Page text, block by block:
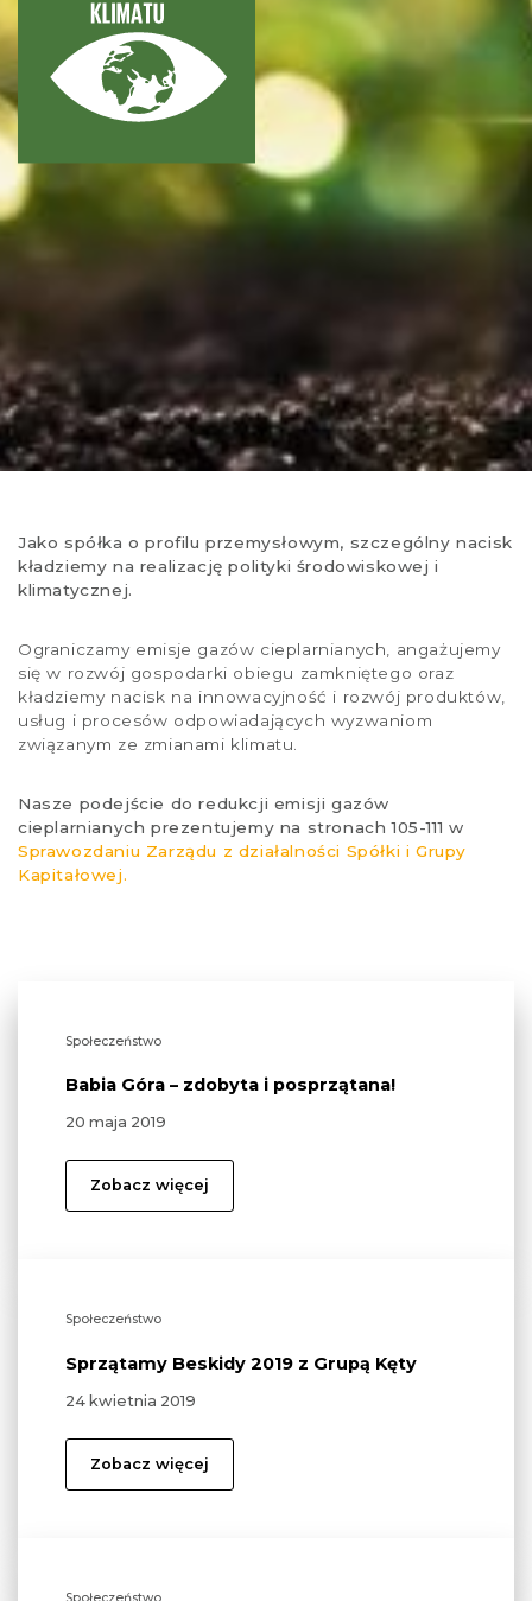
Jako spółka o profilu przemysłowym, szczególny nacisk
kładziemy na realizację polityki środowiskowej i
klimatycznej.
Ograniczamy emisje gazów cieplarnianych, angażujemy
się w rozwój gospodarki obiegu zamkniętego oraz
kładziemy nacisk na innowacyjność i rozwój produktów,
usług i procesów odpowiadających wyzwaniom
związanym ze zmianami klimatu.
Nasze podejście do redukcji emisji gazów
cieplarnianych prezentujemy na stronach 105-111 w
Sprawozdaniu Zarządu z działalności Spółki i Grupy
Kapitałowej.
Społeczeństwo
Babia Góra – zdobyta i posprzątana!
20 maja 2019
Zobacz więcej
Społeczeństwo
Sprzątamy Beskidy 2019 z Grupą Kęty
24 kwietnia 2019
Zobacz więcej
Społeczeństwo